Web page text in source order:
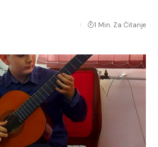
1 Min. Za Čitanje